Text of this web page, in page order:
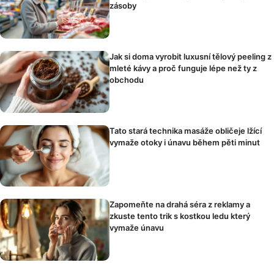
zásoby
Jak si doma vyrobit luxusní tělový peeling z
mleté kávy a proč funguje lépe než ty z
obchodu
Tato stará technika masáže obličeje lžící
vymaže otoky i únavu během pěti minut
Zapomeňte na drahá séra z reklamy a
zkuste tento trik s kostkou ledu který
vymaže únavu